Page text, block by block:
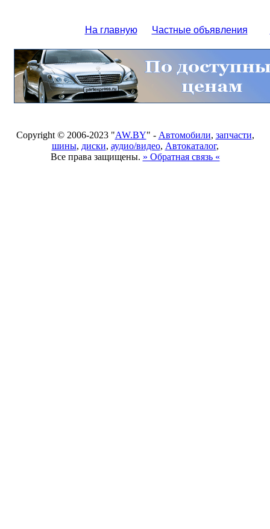
На главную Частные объявления
Copyright © 2006-2023 "AW.BY" - Автомобили, запчасти,
шины, диски, аудио/видео, Автокаталог,
Все права защищены. » Обратная связь «